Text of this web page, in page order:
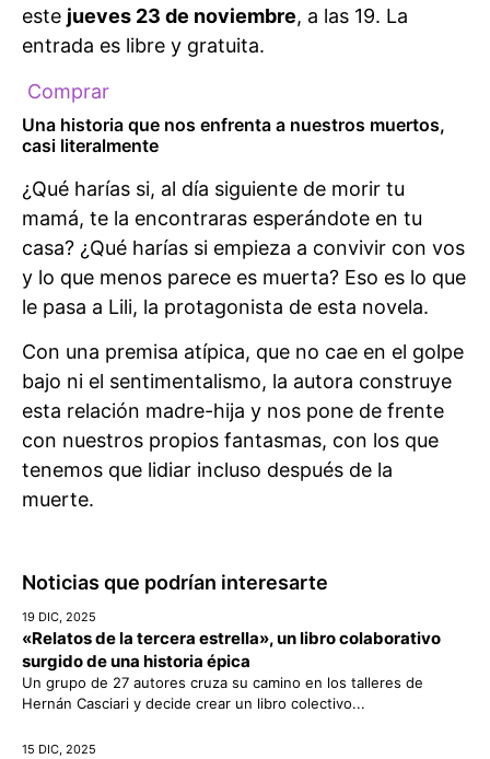
este jueves 23 de noviembre, a las 19. La
entrada es libre y gratuita.
Comprar
Una historia que nos enfrenta a nuestros muertos,
casi literalmente
¿Qué harías si, al día siguiente de morir tu
mamá, te la encontraras esperándote en tu
casa? ¿Qué harías si empieza a convivir con vos
y lo que menos parece es muerta? Eso es lo que
le pasa a Lili, la protagonista de esta novela.
Con una premisa atípica, que no cae en el golpe
bajo ni el sentimentalismo, la autora construye
esta relación madre-hija y nos pone de frente
con nuestros propios fantasmas, con los que
tenemos que lidiar incluso después de la
muerte.
Noticias que podrían interesarte
19 DIC, 2025
«Relatos de la tercera estrella», un libro colaborativo
surgido de una historia épica
Un grupo de 27 autores cruza su camino en los talleres de
Hernán Casciari y decide crear un libro colectivo...
15 DIC, 2025